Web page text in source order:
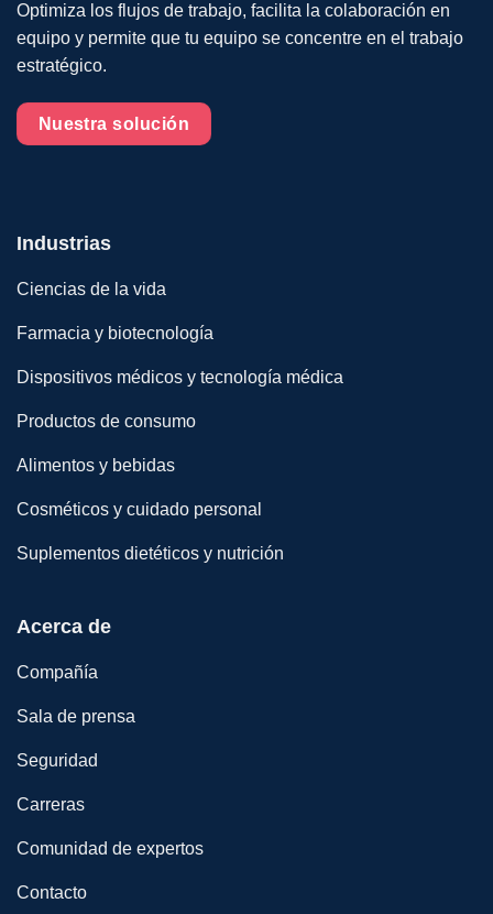
Optimiza los flujos de trabajo, facilita la colaboración en
equipo y permite que tu equipo se concentre en el trabajo
estratégico.
Nuestra solución
Industrias
Ciencias de la vida
Farmacia y biotecnología
Dispositivos médicos y tecnología médica
Productos de consumo
Alimentos y bebidas
Cosméticos y cuidado personal
Suplementos dietéticos y nutrición
Acerca de
Compañía
Sala de prensa
Seguridad
Carreras
Comunidad de expertos
Contacto